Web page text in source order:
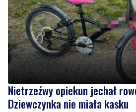
Nietrzeźwy opiekun jechał
Dziewczynka nie miała kasku